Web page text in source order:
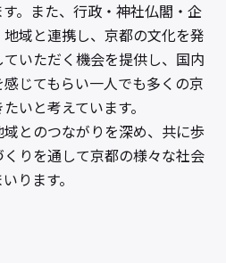
。また、行政・神社仏閣・企
域と連携し、京都の文化を発
いただく機会を提供し、国内
じてもらい一人でも多くの京
いと考えています。
とのつながりを深め、共に歩
りを通して京都の様々な社会
ります。